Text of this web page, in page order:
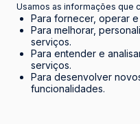
Usamos as informações que
Para fornecer, operar
Para melhorar,
serviços.
Para entender e
serviços.
Para desenvolver
funcionalidades.